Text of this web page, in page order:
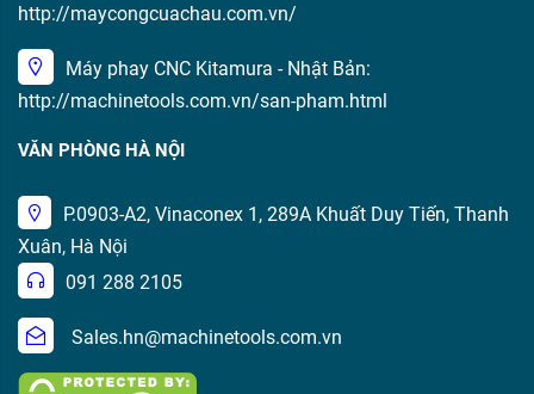
http://maycongcuachau.com.vn/
Máy phay CNC Kitamura - Nhật Bản:
http://machinetools.com.vn/san-pham.html
VĂN PHÒNG HÀ NỘI
P.0903-A2, Vinaconex 1, 289A Khuất Duy Tiến, Thanh
Xuân, Hà Nội
091 288 2105
Sales.hn@machinetools.com.vn